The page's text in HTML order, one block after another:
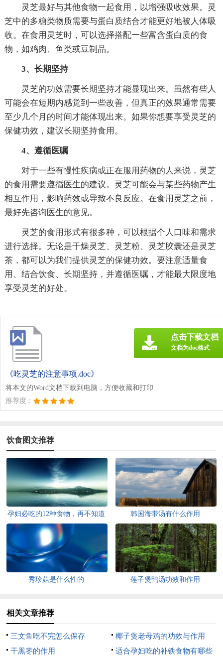
灵芝最好与其他食物一起食用，以增强吸收效果。灵
芝中的多糖类物质需要与蛋白质结合才能更好地被人体吸
收。在食用灵芝时，可以选择搭配一些富含蛋白质的食
物，如鸡肉、鱼类或豆制品。
3、长期坚持
灵芝的功效需要长期坚持才能显现出来。虽然有些人
可能会在短期内感觉到一些改善，但真正的效果通常需要
至少几个月的时间才能体现出来。如果你想要享受灵芝的
保健功效，建议长期坚持食用。
4、遵循医嘱
对于一些有慢性疾病或正在服用药物的人来说，灵芝
的食用需要遵循医生的建议。灵芝可能会与某些药物产生
相互作用，影响药效或导致不良反应。在食用灵芝之前，
最好先咨询医生的意见。
灵芝的食用形式有很多种，可以根据个人口味和需求
进行选择。无论是干燥灵芝、灵芝粉、灵芝胶囊还是灵芝
茶，都可以为我们提供灵芝的保健功效。要注意适量食
用、结合饮食、长期坚持，并遵循医嘱，才能最大限度地
享受灵芝的好处。
《吃灵芝的注意事项.doc》
将本文的Word文档下载到电脑，方便收藏和打印
推荐度：
点击下载文档
文档为doc格式
饮食图文推荐
孕妇必吃的12种食物，再不知道
就真晚了！
韩国海带汤有什么作用
秀珍菇是什么性的 莲子煲鸭汤功效和作用
相关文章推荐
三文鱼吃不完怎么保存
椰子煲老母鸡的功效与作用
干黑枣的作用
适合孕妇吃的补铁食物有哪些